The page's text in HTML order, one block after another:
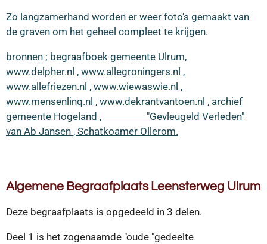
Zo langzamerhand worden er weer foto's gemaakt van
de graven om het geheel compleet te krijgen.
bronnen ; begraafboek gemeente Ulrum,
www.delpher.nl , www.allegroningers.nl ,
www.allefriezen.nl , www.wiewaswie.nl ,
www.mensenlinq.nl , www.dekrantvantoen.nl , archief
gemeente Hogeland , "Gevleugeld Verleden"
van Ab Jansen , Schatkoamer Ollerom.
Algemene Begraafplaats Leensterweg Ulrum
Deze begraafplaats is opgedeeld in 3 delen.
Deel 1 is het zogenaamde "oude "gedeelte